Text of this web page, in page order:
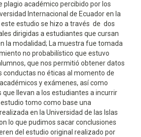
plagio académico percibido por los
Internacional de Ecuador en la
estudio se hizo a través de dos
dirigidas a estudiantes que cursan
la modalidad; La muestra fue tomada
no probabilístico que estuvo
que nos permitió obtener datos
conductas no éticas al momento de
y exámenes, así como
llevan a los estudiantes a incurrir
tomo como base una
en la Universidad de las Islas
lo que pudimos sacar conclusiones
del estudio original realizado por